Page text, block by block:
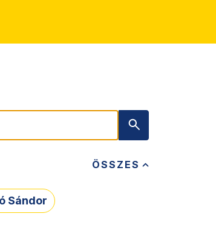
ÖSSZES
Sándor